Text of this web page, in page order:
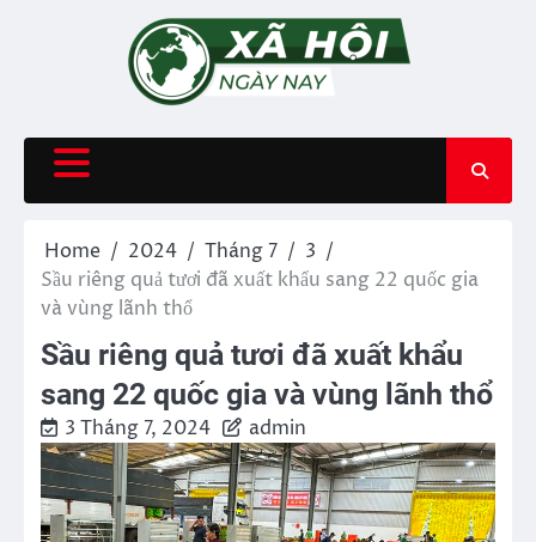
Home 2024 Tháng 7
3
Sầu riêng quả tươi đã xuất khẩu sang 22 quốc gia
và vùng lãnh thổ
Sầu riêng quả tươi đã xuất khẩu
sang 22 quốc gia và vùng lãnh thổ
3 Tháng 7, 2024 admin